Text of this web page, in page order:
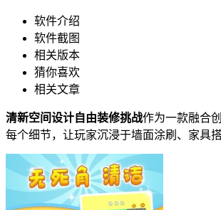
软件介绍
软件截图
相关版本
猜你喜欢
相关文章
清新空间设计自由装修挑战作为一款融合
每个细节，让玩家沉浸于墙面涂刷、家具